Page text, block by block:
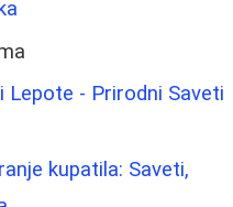
Lepote - Prirodni Saveti
kupatila: Saveti,